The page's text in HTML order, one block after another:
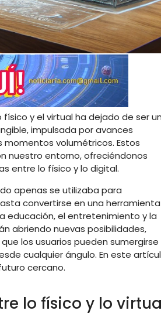
y el virtual ha dejado de ser
impulsada por avances
volumétricos. Estos
nuestro entorno, ofreciéndonos
entre lo físico y lo digital.
apenas se utilizaba para
convertirse en una herramienta
educación, el entretenimiento y la
abriendo nuevas posibilidades,
los usuarios pueden sumergirse
cualquier ángulo. En este
cercano.
lo físico y lo